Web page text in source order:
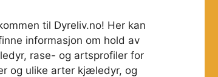
til Dyreliv.no! Her kan
informasjon om hold av
rase- og artsprofiler for
og ulike arter kjæledyr, og